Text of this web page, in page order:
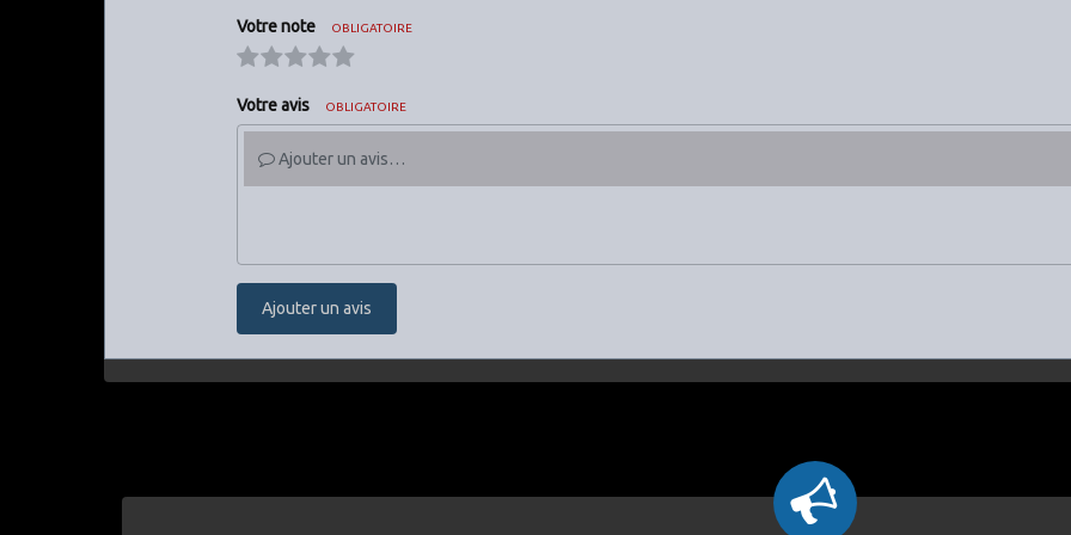
Votre note OBLIGATOIRE
Votre avis OBLIGATOIRE
Ajouter un avis…
Ajouter un avis